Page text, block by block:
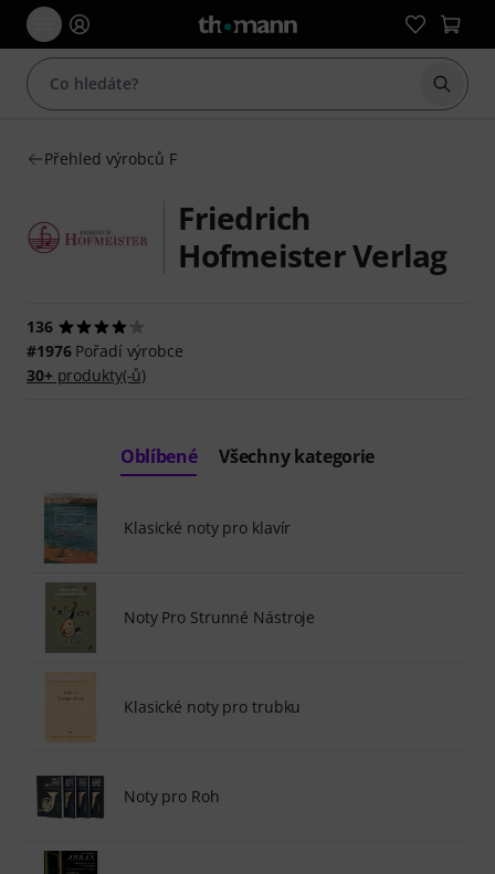
Začít
Přehled výrobců F
Friedrich
Hofmeister Verlag
136
#1976Pořadí výrobce
30+produkty(-ů)
Oblíbené Všechny kategorie
Klasické noty pro klavír
Noty Pro Strunné Nástroje
Klasické noty pro trubku
Noty pro Roh